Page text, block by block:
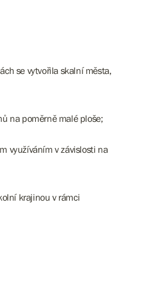
se vytvořila skalní města,
na poměrně malé ploše;
využíváním v závislosti na
krajinou v rámci